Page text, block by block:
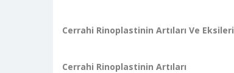
Cerrahi Rinoplastinin Artıları Ve Eksileri
Cerrahi Rinoplastinin Artıları